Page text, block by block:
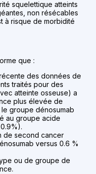
squelettique atteints
non résécables
à risque de morbidité
que :
des données de
traités pour des
atteinte osseuse) a
plus élevée de
groupe dénosumab
au groupe acide
de second cancer
versus 0.6 %
ou de groupe de